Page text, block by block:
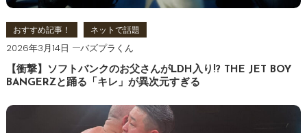
おすすめ記事！ ネットで話題
2026年3月14日 バズプラくん
【衝撃】ソフトバンクのお父さんがLDH入り!? THE JET BOY
BANGERZと踊る「キレ」が異次元すぎる